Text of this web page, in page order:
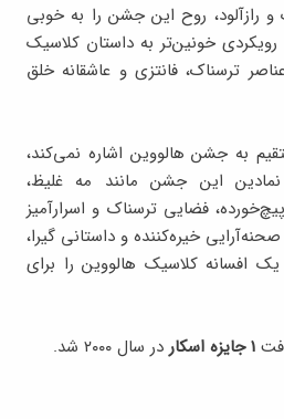
رازآلود، روح این جشن را به خوبی
خونین‌تر به داستان کلاسیک
ترسناک، فانتزی و عاشقانه خلق
به جشن هالووین اشاره نمی‌کند،
نمادین این جشن مانند مه غلیظ،
فضایی ترسناک و اسرارآمیز
خیره‌کننده و داستانی گیرا،
افسانه کلاسیک هالووین را برای
در سال ۲۰۰۰ شد.